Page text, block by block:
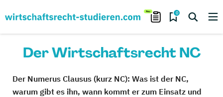
0
Der Wirtschaftsrecht NC
Der Numerus Clausus (kurz NC): Was ist der NC,
warum gibt es ihn, wann kommt er zum Einsatz und